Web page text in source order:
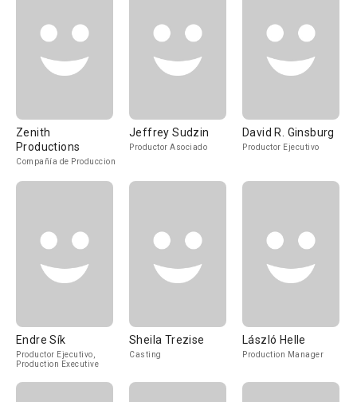
Zenith
Productions
Compañía de Produccion
Jeffrey Sudzin
Productor Asociado
David R. Ginsburg
Productor Ejecutivo
Endre Sík
Productor Ejecutivo,
Production Executive
Sheila Trezise
Casting
László Helle
Production Manager